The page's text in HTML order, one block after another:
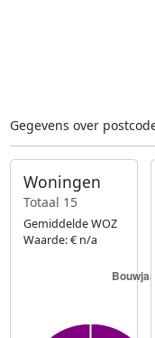
Gegevens over
Woningen
Totaal 15
Gemiddelde WOZ
Waarde: € n/a